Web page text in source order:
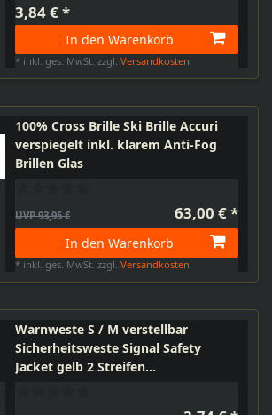
3,84 € *
In den Warenkorb
* inkl. ges. MwSt. zzgl.Versandkosten
100% Cross Brille Ski Brille Accuri
verspiegelt inkl. klarem Anti-Fog
Brillen Glas
UVP 93,95 € 63,00 € *
In den Warenkorb
* inkl. ges. MwSt. zzgl.Versandkosten
Warnweste S / M verstellbar
Sicherheitsweste Signal Safety
Jacket gelb 2 Streifen